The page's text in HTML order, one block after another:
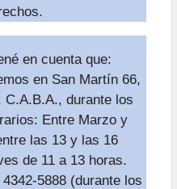
en cuenta que:
en San Martín 66,
C.A.B.A., durante los
Entre Marzo y
las 13 y las 16
de 11 a 13 horas.
5888 (durante los